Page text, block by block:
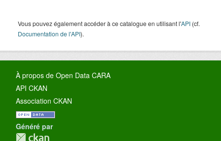
Vous pouvez également accéder à ce catalogue en utilisant l'API (cf.
Documentation de l'API).
À propos de Open Data CARA
API CKAN
Association CKAN
Généré par